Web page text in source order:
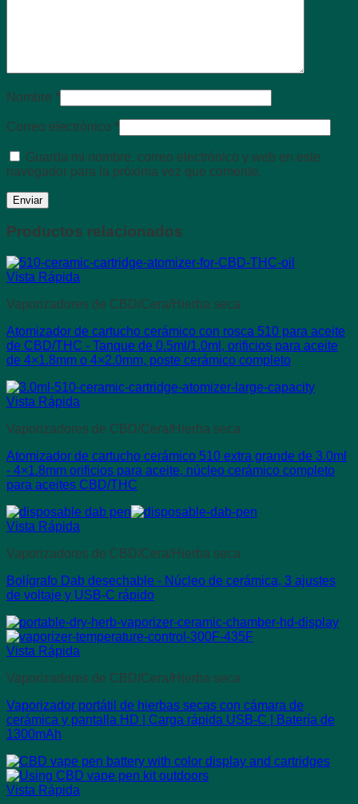
Nombre *
Correo electrónico *
Guarda mi nombre, correo electrónico y web en este
navegador para la próxima vez que comente.
Productos relacionados
Vista Rápida
Vaporizadores de CBD/Cera/Hierba seca
Atomizador de cartucho cerámico con rosca 510 para aceite
de CBD/THC - Tanque de 0.5ml/1.0ml, orificios para aceite
de 4×1.8mm o 4×2.0mm, poste cerámico completo
Vista Rápida
Vaporizadores de CBD/Cera/Hierba seca
Atomizador de cartucho cerámico 510 extra grande de 3.0ml
- 4×1.8mm orificios para aceite, núcleo cerámico completo
para aceites CBD/THC
Vista Rápida
Vaporizadores de CBD/Cera/Hierba seca
Bolígrafo Dab desechable - Núcleo de cerámica, 3 ajustes
de voltaje y USB-C rápido
Vista Rápida
Vaporizadores de CBD/Cera/Hierba seca
Vaporizador portátil de hierbas secas con cámara de
cerámica y pantalla HD | Carga rápida USB-C | Batería de
1300mAh
Vista Rápida